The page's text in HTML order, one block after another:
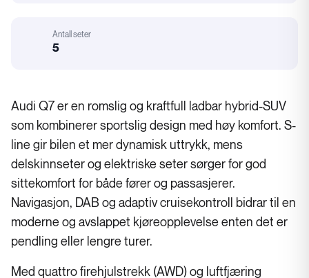
Antall seter
5
Audi Q7 er en romslig og kraftfull ladbar hybrid-SUV
som kombinerer sportslig design med høy komfort. S-
line gir bilen et mer dynamisk uttrykk, mens
delskinnseter og elektriske seter sørger for god
sittekomfort for både fører og passasjerer.
Navigasjon, DAB og adaptiv cruisekontroll bidrar til en
moderne og avslappet kjøreopplevelse enten det er
pendling eller lengre turer.
Med quattro firehjulstrekk (AWD) og luftfjæring